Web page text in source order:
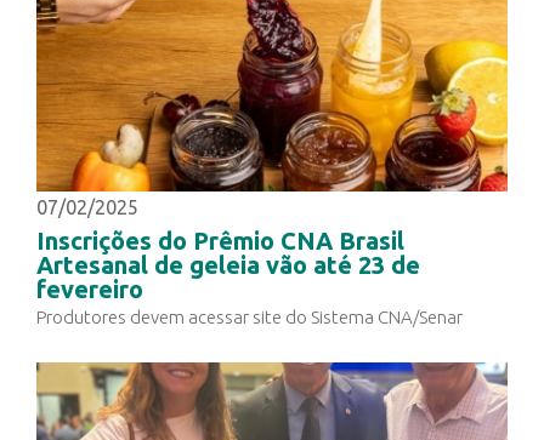
07/02/2025
Inscrições do Prêmio CNA Brasil
Artesanal de geleia vão até 23 de
fevereiro
Produtores devem acessar site do Sistema CNA/Senar